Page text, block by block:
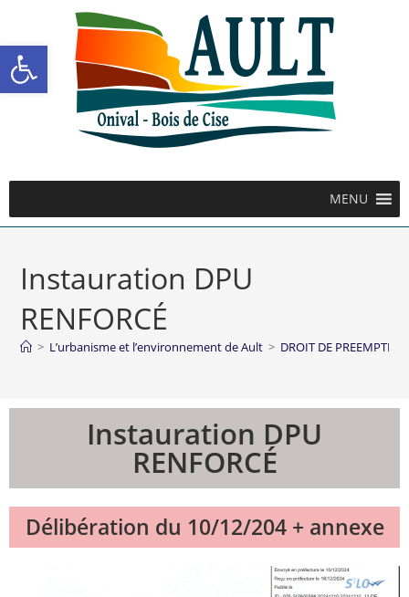
Ouvrir la barre d’outils
MENU
Instauration DPU
RENFORCÉ
> L’urbanisme et l’environnement de Ault > DROIT DE
Instauration DPU
RENFORCÉ
Délibération du 10/12/204 + annexe